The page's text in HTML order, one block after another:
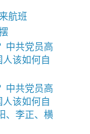
航班
中共党员高
该如何自
中共党员高
该如何自
、李正、横